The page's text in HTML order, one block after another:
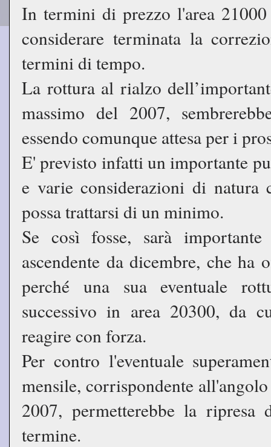
In termini di prezzo l'area 21000
considerare terminata la
termini di tempo.
La rottura al rialzo
massimo del 2007,
essendo comunque attesa per i
E' previsto infatti un importante
e varie considerazioni di natura
possa trattarsi di un minimo.
Se così fosse, sarà
ascendente da dicembre, che
perché una sua eventuale
successivo in area 20300, da
reagire con forza.
Per contro l'eventuale
mensile, corrispondente
2007, permetterebbe la
termine.